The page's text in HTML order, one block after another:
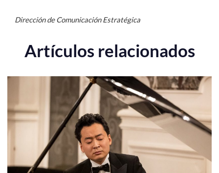
Dirección de Comunicación Estratégica
Artículos relacionados